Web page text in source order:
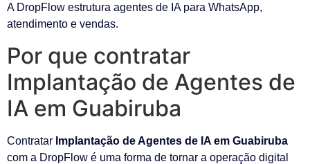
A DropFlow estrutura agentes de IA para WhatsApp,
atendimento e vendas.
Por que contratar
Implantação de Agentes de
IA em Guabiruba
Contratar Implantação de Agentes de IA em Guabiruba
com a DropFlow é uma forma de tornar a operação digital